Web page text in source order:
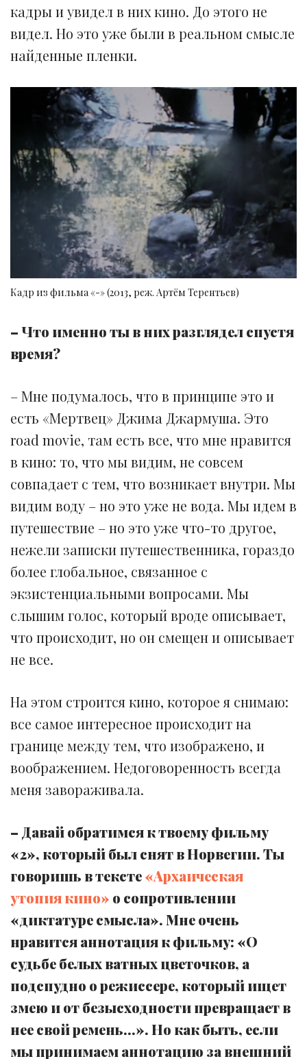
кадры и увидел в них кино. До этого не
видел. Но это уже были в реальном смысле
найденные пленки.
Кадр из фильма «-» (2013, реж. Артём Терентьев)
– Что именно ты в них разглядел спустя
время?
– Мне подумалось, что в принципе это и
есть «Мертвец» Джима Джармуша. Это
road movie, там есть все, что мне нравится
в кино: то, что мы видим, не совсем
совпадает с тем, что возникает внутри. Мы
видим воду – но это уже не вода. Мы идем в
путешествие – но это уже что-то другое,
нежели записки путешественника, гораздо
более глобальное, связанное с
экзистенциальными вопросами. Мы
слышим голос, который вроде описывает,
что происходит, но он смещен и описывает
не все.
На этом строится кино, которое я снимаю:
все самое интересное происходит на
границе между тем, что изображено, и
воображением. Недоговоренность всегда
меня завораживала.
– Давай обратимся к твоему фильму
«2», который был снят в Норвегии. Ты
говоришь в тексте«Архаическая
утопия кино» о сопротивлении
«диктатуре смысла». Мне очень
нравится аннотация к фильму: «О
судьбе белых ватных цветочков, а
подспудно о режиссере, который ищет
змею и от безысходности превращает в
нее свой ремень...». Но как быть, если
мы принимаем аннотацию за внешний